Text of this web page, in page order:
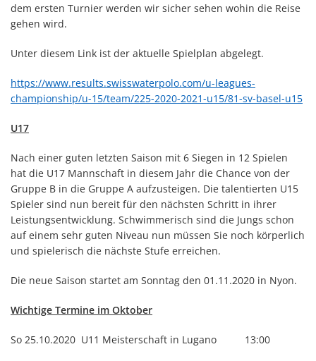
dem ersten Turnier werden wir sicher sehen wohin die Reise
gehen wird.
Unter diesem Link ist der aktuelle Spielplan abgelegt.
https://www.results.swisswaterpolo.com/u-leagues-
championship/u-15/team/225-2020-2021-u15/81-sv-basel-u15
U17
Nach einer guten letzten Saison mit 6 Siegen in 12 Spielen
hat die U17 Mannschaft in diesem Jahr die Chance von der
Gruppe B in die Gruppe A aufzusteigen. Die talentierten U15
Spieler sind nun bereit für den nächsten Schritt in ihrer
Leistungsentwicklung. Schwimmerisch sind die Jungs schon
auf einem sehr guten Niveau nun müssen Sie noch körperlich
und spielerisch die nächste Stufe erreichen.
Die neue Saison startet am Sonntag den 01.11.2020 in Nyon.
Wichtige Termine im Oktober
So 25.10.2020 U11 Meisterschaft in Lugano 13:00